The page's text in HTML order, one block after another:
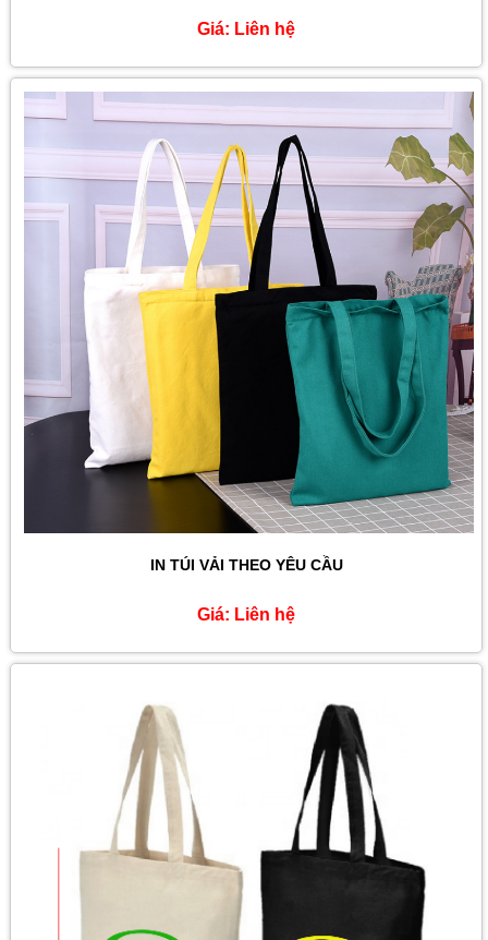
Giá: Liên hệ
IN TÚI VẢI THEO YÊU CẦU
Giá: Liên hệ